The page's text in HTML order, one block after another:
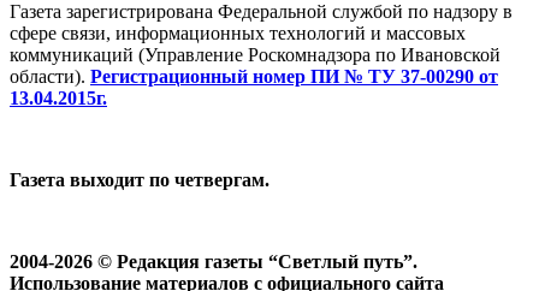
Газета зарегистрирована Федеральной службой по надзору в
сфере связи, информационных технологий и массовых
коммуникаций (Управление Роскомнадзора по Ивановской
области). Регистрационный номер ПИ № ТУ 37-00290 от
13.04.2015г.
Газета выходит по четвергам.
2004-2026 © Редакция газеты “Светлый путь”.
Использование материалов с официального сайта